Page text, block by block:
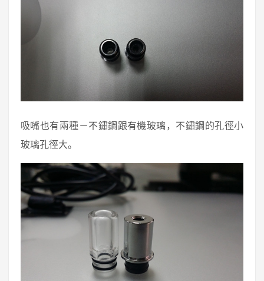
吸嘴也有兩種－不鏽鋼跟有機玻璃，不鏽鋼的孔徑小
玻璃孔徑大。